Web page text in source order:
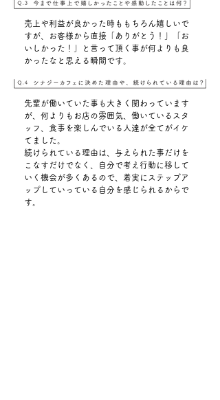
売上や利益が良かった時ももちろん嬉しいで
すが、お客様から直接「ありがとう！」「お
いしかった！」と言って頂く事が何よりも良
かったなと思える瞬間です。
先輩が働いていた事も大きく関わっています
が、何よりもお店の雰囲気、働いているスタ
ッフ、食事を楽しんでいる人達が全てがイケ
てました。
続けられている理由は、与えられた事だけを
こなすだけでなく、自分で考え行動に移して
いく機会が多くあるので、着実にステップア
ップしていっている自分を感じられるからで
す。